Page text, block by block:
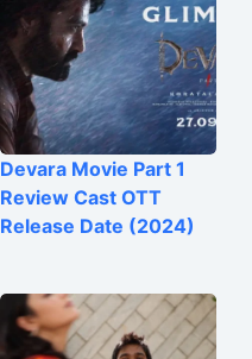
Devara Movie Part 1
Review Cast OTT
Release Date (2024)